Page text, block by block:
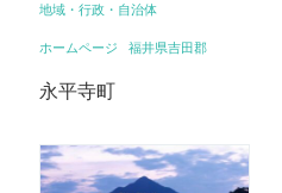
地域・行政・自治体
ホームページ 福井県吉田郡
永平寺町